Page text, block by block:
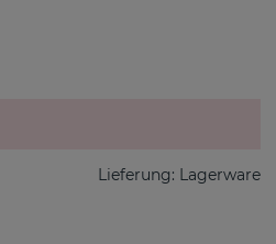
Lieferung: Lagerware